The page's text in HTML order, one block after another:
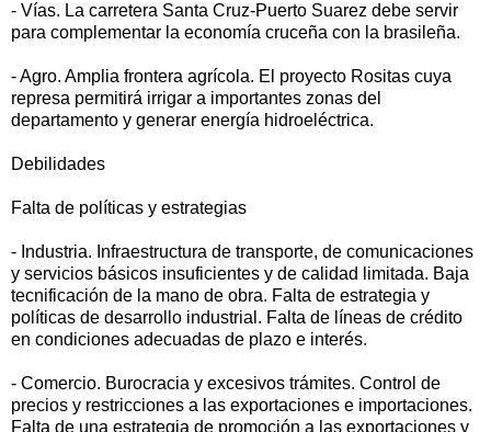
- Vías. La carretera Santa Cruz-Puerto Suarez debe servir
para complementar la economía cruceña con la brasileña.
- Agro. Amplia frontera agrícola. El proyecto Rositas cuya
represa permitirá irrigar a importantes zonas del
departamento y generar energía hidroeléctrica.
Debilidades
Falta de políticas y estrategias
- Industria. Infraestructura de transporte, de comunicaciones
y servicios básicos insuficientes y de calidad limitada. Baja
tecnificación de la mano de obra. Falta de estrategia y
políticas de desarrollo industrial. Falta de líneas de crédito
en condiciones adecuadas de plazo e interés.
- Comercio. Burocracia y excesivos trámites. Control de
precios y restricciones a las exportaciones e importaciones.
Falta de una estrategia de promoción a las exportaciones y